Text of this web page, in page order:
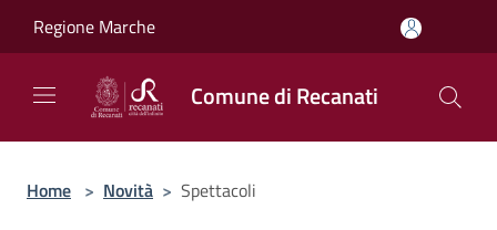
Regione Marche
Comune di Recanati
Home > Novità > Spettacoli